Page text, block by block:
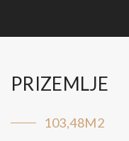
PRIZEMLJE
103,48M2